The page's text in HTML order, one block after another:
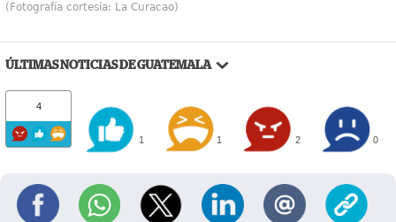
(Fotografía cortesía: La Curacao)
ÚLTIMAS NOTICIAS DE GUATEMALA
4
1 1 2 0